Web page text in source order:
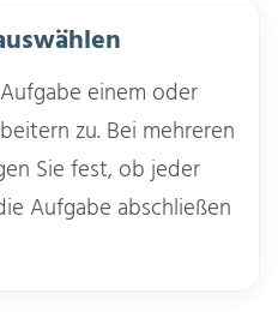
einem oder
zu. Bei mehreren
Sie fest, ob jeder
Aufgabe abschließen